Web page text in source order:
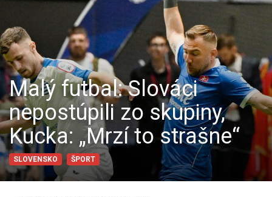
Malý futbal: Slováci
nepostúpili zo skupiny,
Kucka: „Mrzí to strašne“
SLOVENSKO ŠPORT